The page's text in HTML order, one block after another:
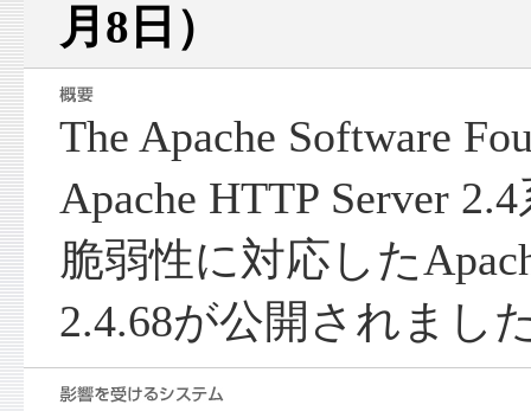
月8日）
The Apache Software
Apache HTTP Server
脆弱性に対応した
2.4.68が公開されまし